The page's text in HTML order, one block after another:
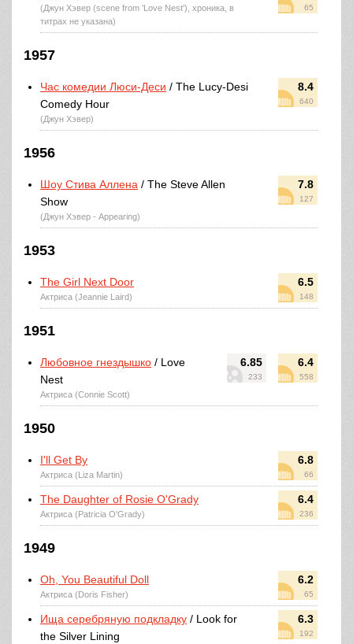
65
(Джун Хэвер (scene from 'Love Nest'), хроника, в
титрах не указана)
1957
8.4
640
Час комедии Люси-Деси / The Lucy-Desi
Comedy Hour
(Джун Хэвер)
1956
7.8
127
Шоу Стива Аллена / The Steve Allen
Show
(Джун Хэвер - Appearing)
1953
6.5
148
The Girl Next Door
Актриса (Jeannie Laird)
1951
6.85
233
6.4
558
Любовное гнездышко / Love
Nest
Актриса (Connie Scott)
1950
6.8
66
I'll Get By
Актриса (Liza Martin)
6.4
236
The Daughter of Rosie O'Grady
Актриса (Patricia O'Grady)
1949
6.2
65
Oh, You Beautiful Doll
Актриса (Doris Fisher)
6.3
192
Ища серебряную подкладку / Look for
the Silver Lining